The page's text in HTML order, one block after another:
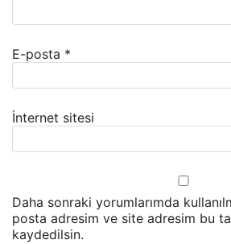
E-posta *
İnternet sitesi
Daha sonraki yorumlarımda
posta adresim ve site adresim bu
kaydedilsin.